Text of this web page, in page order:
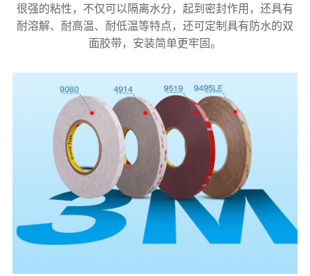
很强的粘性，不仅可以隔离水分，起到密封作用，还具有
耐溶解、耐高温、耐低温等特点，还可定制具有防水的双
面胶带，安装简单更牢固。